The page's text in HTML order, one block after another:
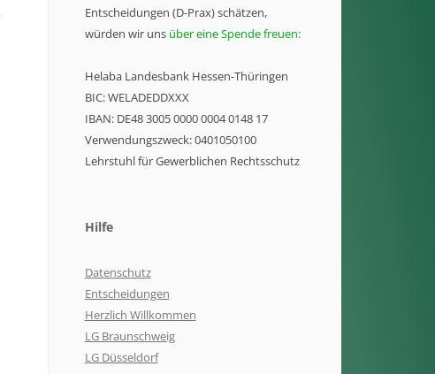
Entscheidungen (D-Prax) schätzen,
würden wir uns über eine Spende freuen:
Helaba Landesbank Hessen-Thüringen
BIC: WELADEDDXXX
IBAN: DE48 3005 0000 0004 0148 17
Verwendungszweck: 0401050100
Lehrstuhl für Gewerblichen Rechtsschutz
Hilfe
Datenschutz
Entscheidungen
Herzlich Willkommen
LG Braunschweig
LG Düsseldorf